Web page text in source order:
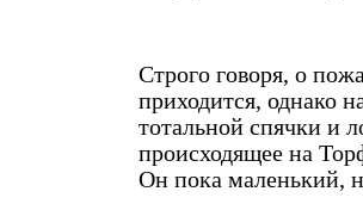
Строго говоря, о
приходится, однако
тотальной спячки и
происходящее на
Он пока маленький,